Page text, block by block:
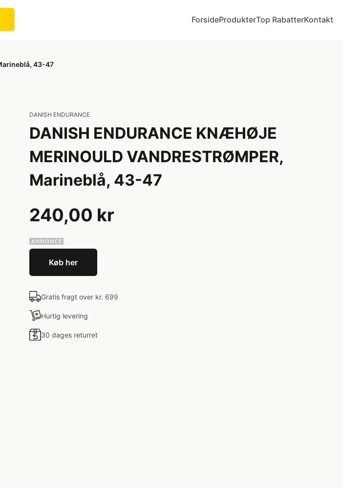
ForsideProdukterTop RabatterKontakt
43-47
DANISH ENDURANCE
DANISH ENDURANCE KNÆHØJE
MERINOULD VANDRESTRØMPER,
Marineblå, 43-47
240,00 kr
Køb her
Gratis fragt over kr. 699
Hurtig levering
30 dages returret